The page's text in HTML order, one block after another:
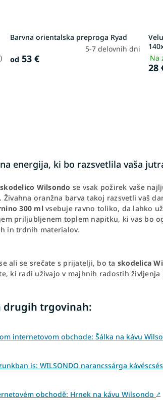
Barvna orientalska preproga Ryad
5-7 delovnih dni
od 53 €
Na
28
energija, ki bo razsvetlila vaša
skodelico Wilsondo se vsak požirek vaše
oranžna barva takoj razsvetli vaš
300 mlvsebuje ravno toliko, da lahko
priljubljenem toplem napitku, ki vas bo
in trdnih materialov.
ali se srečate s prijatelji, bo ta skodelica
ki radi uživajo v majhnih radostih
drugih trgovinah:
internetovom obchode: Šálka na kávu
is: WILSONDO narancssárga
obchodě: Hrnek na kávu Wilsondo ↗